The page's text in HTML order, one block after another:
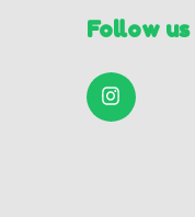
Follow us